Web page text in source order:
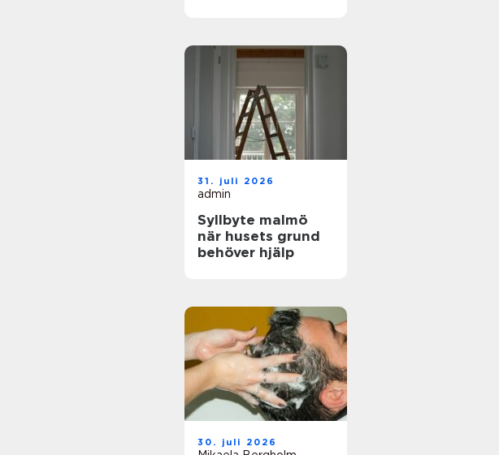
31. juli 2026
admin
Syllbyte malmö
när husets grund
behöver hjälp
30. juli 2026